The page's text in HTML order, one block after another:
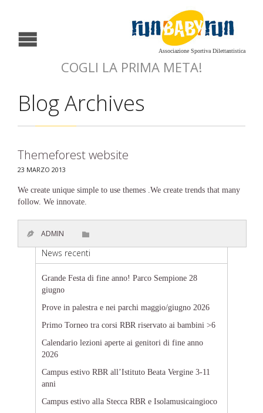
Associazione Sportiva Dilettantistica
COGLI LA PRIMA META!
Blog Archives
Themeforest website
23 MARZO 2013
We create unique simple to use themes .We create trends that many
follow. We innovate.
 ADMIN 
News recenti
Grande Festa di fine anno! Parco Sempione 28
giugno
Prove in palestra e nei parchi maggio/giugno 2026
Primo Torneo tra corsi RBR riservato ai bambini >6
Calendario lezioni aperte ai genitori di fine anno
2026
Campus estivo RBR all’Istituto Beata Vergine 3-11
anni
Campus estivo alla Stecca RBR e Isolamusicaingioco